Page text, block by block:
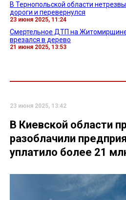
В Тернопольской области
дороги и перевернулся
23 июня 2025, 11:24
Смертельное ДТП на
врезался в дерево
21 июня 2025, 13:53
23 июня 2025, 13:42
В Киевской области
разоблачили
уплатило более 21